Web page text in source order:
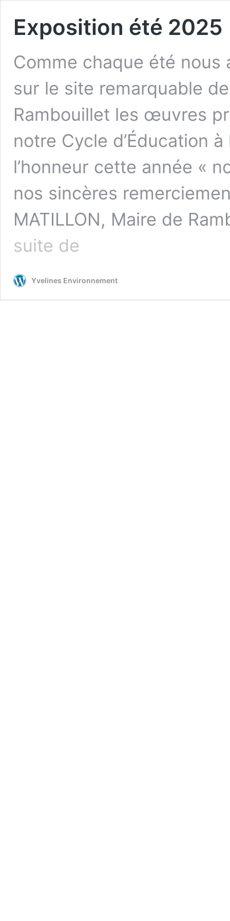
Exposition été 2025
Comme chaque été
sur le site remarquable
Rambouillet les œuvres
notre Cycle d’Éducation
l’honneur cette année «
nos sincères
MATILLON, Maire de
suite de
Yvelines Environnement